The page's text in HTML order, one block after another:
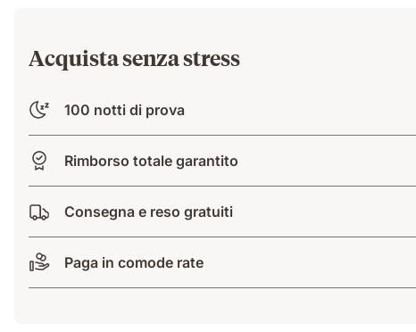
Acquista senza stress
100 notti di prova
Rimborso totale garantito
Consegna e reso gratuiti
Paga in comode rate